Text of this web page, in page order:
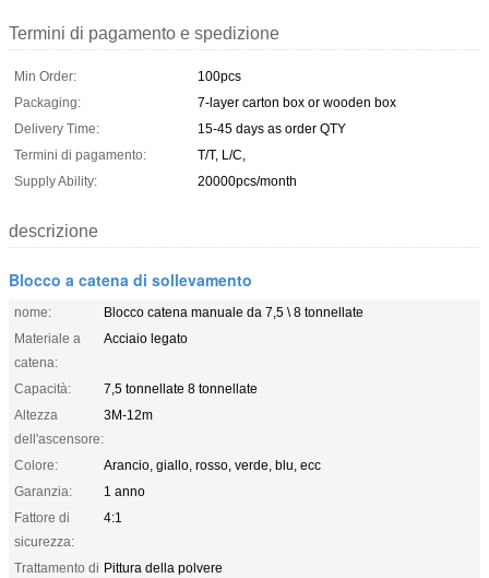
Termini di pagamento e spedizione
Min Order:
100pcs
Packaging:
7-layer carton box or wooden box
Delivery Time:
15-45 days as order QTY
Termini di pagamento:
T/T, L/C,
Supply Ability:
20000pcs/month
descrizione
Blocco a catena di sollevamento
nome:
Blocco catena manuale da 7,5 \ 8 tonnellate
Materiale a
catena:
Acciaio legato
Capacità:
7,5 tonnellate 8 tonnellate
Altezza
dell'ascensore:
3M-12m
Colore:
Arancio, giallo, rosso, verde, blu, ecc
Garanzia:
1 anno
Fattore di
sicurezza:
4:1
Trattamento di Pittura della polvere